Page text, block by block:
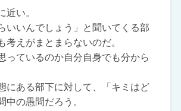
い。
いいんでしょう」と聞いてくる部
考えがまとまらないのだ。
っているのか自分自身でも分から
にある部下に対して、「キミはど
中の愚問だろう。